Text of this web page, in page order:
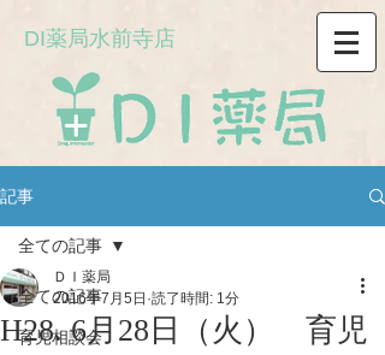
DI薬局水前寺店
記事
全ての記事
育児相談会
全ての記事
H28. 6月28日（火） 育児
ＤＩ薬局
2016年7月5日 読了時間: 1分